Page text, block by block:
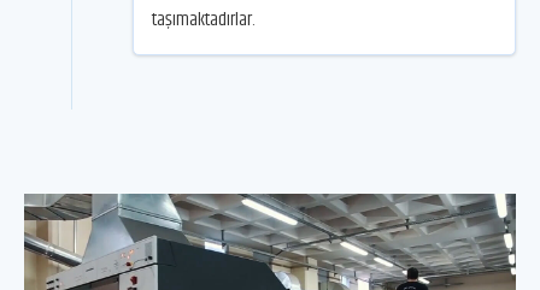
taşımaktadırlar.